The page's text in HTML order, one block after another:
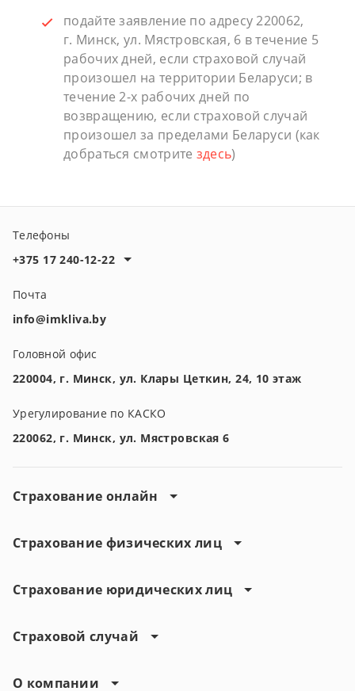
подайте заявление по адресу 220062,
г. Минск, ул. Мястровская, 6 в течение 5
рабочих дней, если страховой случай
произошел на территории Беларуси; в
течение 2-х рабочих дней по
возвращению, если страховой случай
произошел за пределами Беларуси (как
добраться смотрите здесь)
Телефоны
+375 17 240-12-22
Почта
info@imkliva.by
Головной офис
220004, г. Минск, ул. Клары Цеткин, 24, 10 этаж
Урегулирование по КАСКО
220062, г. Минск, ул. Мястровская 6
Страхование онлайн
Страхование физических лиц
Страхование юридических лиц
Страховой случай
О компании